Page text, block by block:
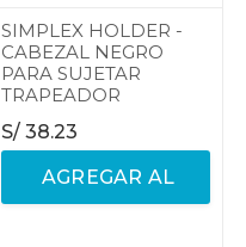
SIMPLEX HOLDER -
CABEZAL NEGRO
PARA SUJETAR
TRAPEADOR
S/ 38.23
AGREGAR AL